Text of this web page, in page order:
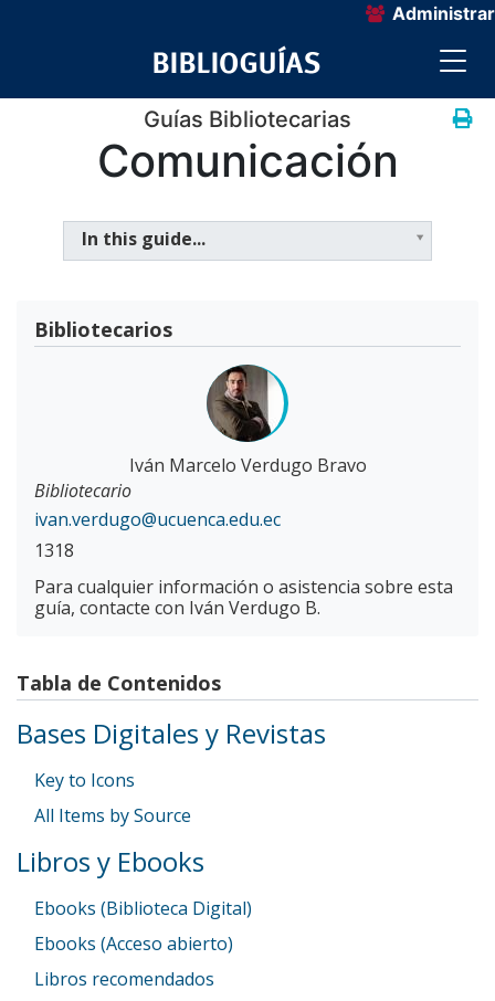
Administrar
Guías Bibliotecarias
Comunicación
In this guide...
Bibliotecarios
Iván Marcelo Verdugo Bravo
Bibliotecario
ivan.verdugo@ucuenca.edu.ec
1318
Para cualquier información o asistencia sobre esta
guía, contacte con Iván Verdugo B.
Tabla de Contenidos
Bases Digitales y Revistas
Key to Icons
All Items by Source
Libros y Ebooks
Ebooks (Biblioteca Digital)
Ebooks (Acceso abierto)
Libros recomendados